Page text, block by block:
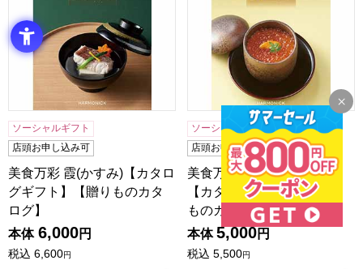
ソーシャルギフト
店頭お申し込み可
美食万彩 霞(かすみ)【カタロ
グギフト】【贈りものカタ
ログ】
本体 6,000円
税込 6,600円
ソーシャルギフト
店頭お申し込み可
美食万彩 紅碧(べにみどり)
【カタログギフト】【贈り
ものカタログ】
本体 5,000円
税込 5,500円